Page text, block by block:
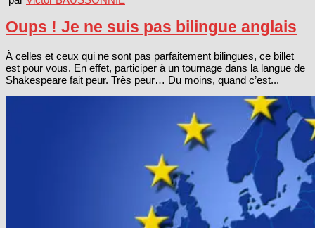
Oups ! Je ne suis pas bilingue anglais
À celles et ceux qui ne sont pas parfaitement bilingues, ce billet
est pour vous. En effet, participer à un tournage dans la langue de
Shakespeare fait peur. Très peur… Du moins, quand c’est...